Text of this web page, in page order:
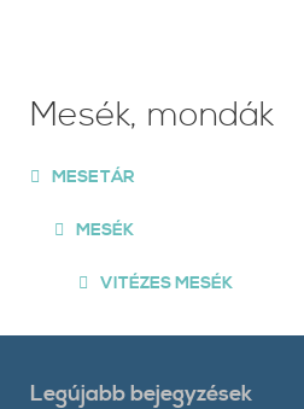
Mesék, mondák
MESETÁR
MESÉK
VITÉZES MESÉK
Legújabb bejegyzések